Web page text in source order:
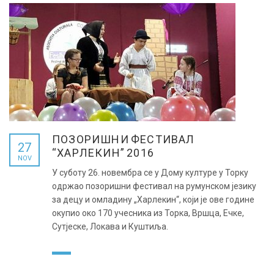
27
NOV
ПОЗОРИШНИ ФЕСТИВАЛ
“ХАРЛЕКИН” 2016
У суботу 26. новембра се у Дому културе у Торку
одржао позоришни фестивал на румунском језику
за децу и омладину „Харлекин“, који је ове године
окупио око 170 учесника из Торка, Вршца, Ечке,
Сутјеске, Локава и Куштиља.